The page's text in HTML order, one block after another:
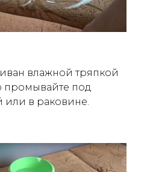
влажной тряпкой
промывайте под
или в раковине.